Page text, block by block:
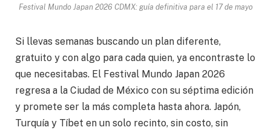
Festival Mundo Japan 2026 CDMX: guía definitiva para el 17 de mayo
Si llevas semanas buscando un plan diferente,
gratuito y con algo para cada quien, ya encontraste lo
que necesitabas. El Festival Mundo Japan 2026
regresa a la Ciudad de México con su séptima edición
y promete ser la más completa hasta ahora. Japón,
Turquía y Tíbet en un solo recinto, sin costo, sin